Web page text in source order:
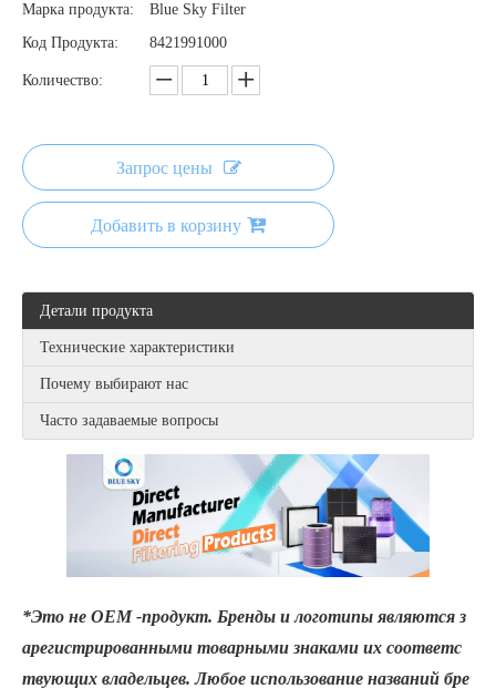
Марка продукта:
Blue Sky Filter
Код Продукта:
8421991000
Количество:
Запрос цены
Добавить в корзину
Детали продукта
Технические характеристики
Почему выбирают нас
Часто задаваемые вопросы
*Это не OEM -продукт. Бренды и логотипы являются з
арегистрированными товарными знаками их соответс
твующих владельцев. Любое использование названий бре